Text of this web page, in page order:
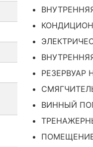
РЕЗЕРВУАР
ВИННЫЙ